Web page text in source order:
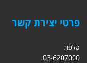
פרטי יצירת קשר
טלפון:
03-6207000